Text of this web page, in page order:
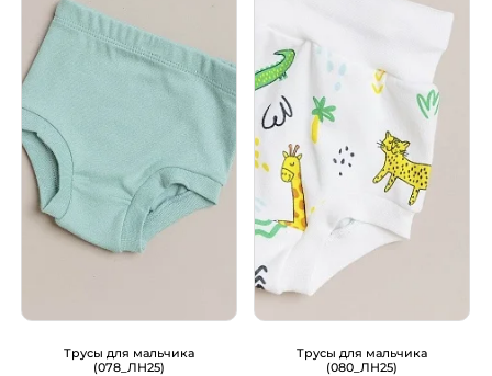
Трусы для мальчика
(078_ЛН25)
Трусы для мальчика
(080_ЛН25)